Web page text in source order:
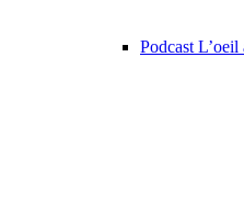
Podcast L’oeil